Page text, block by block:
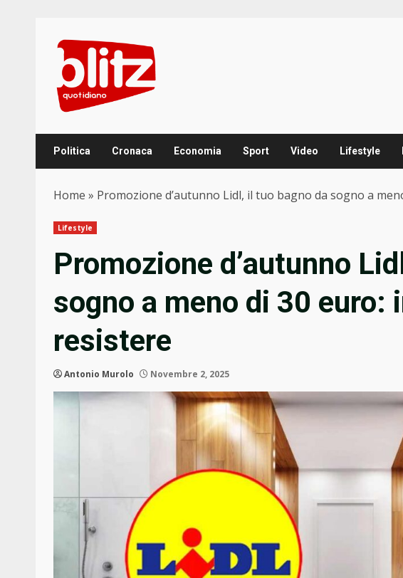
content
Politica Cronaca Economia Sport Video Lifestyle
Home » Promozione d’autunno Lidl, il tuo bagno da sogno a
Lifestyle
Promozione d’autunno
sogno a meno di 30 euro:
resistere
Antonio Murolo Novembre 2, 2025